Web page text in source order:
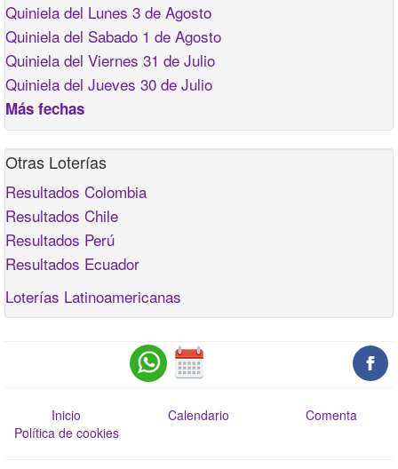
Quiniela del Lunes 3 de Agosto
Quiniela del Sabado 1 de Agosto
Quiniela del Viernes 31 de Julio
Quiniela del Jueves 30 de Julio
Más fechas
Otras Loterías
Resultados Colombia
Resultados Chile
Resultados Perú
Resultados Ecuador
Loterías Latinoamericanas
Inicio Calendario
Comenta
Política de cookies